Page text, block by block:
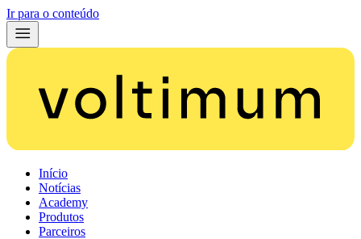
Ir para o conteúdo
Início
Notícias
Academy
Produtos
Parceiros